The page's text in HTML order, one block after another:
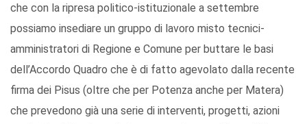
che con la ripresa politico-istituzionale a settembre
possiamo insediare un gruppo di lavoro misto tecnici-
amministratori di Regione e Comune per buttare le basi
dell’Accordo Quadro che è di fatto agevolato dalla recente
firma dei Pisus (oltre che per Potenza anche per Matera)
che prevedono già una serie di interventi, progetti, azioni